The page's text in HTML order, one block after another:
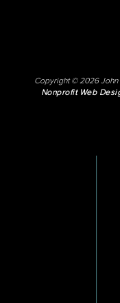
Copyright © 2026 John
Nonprofit Web